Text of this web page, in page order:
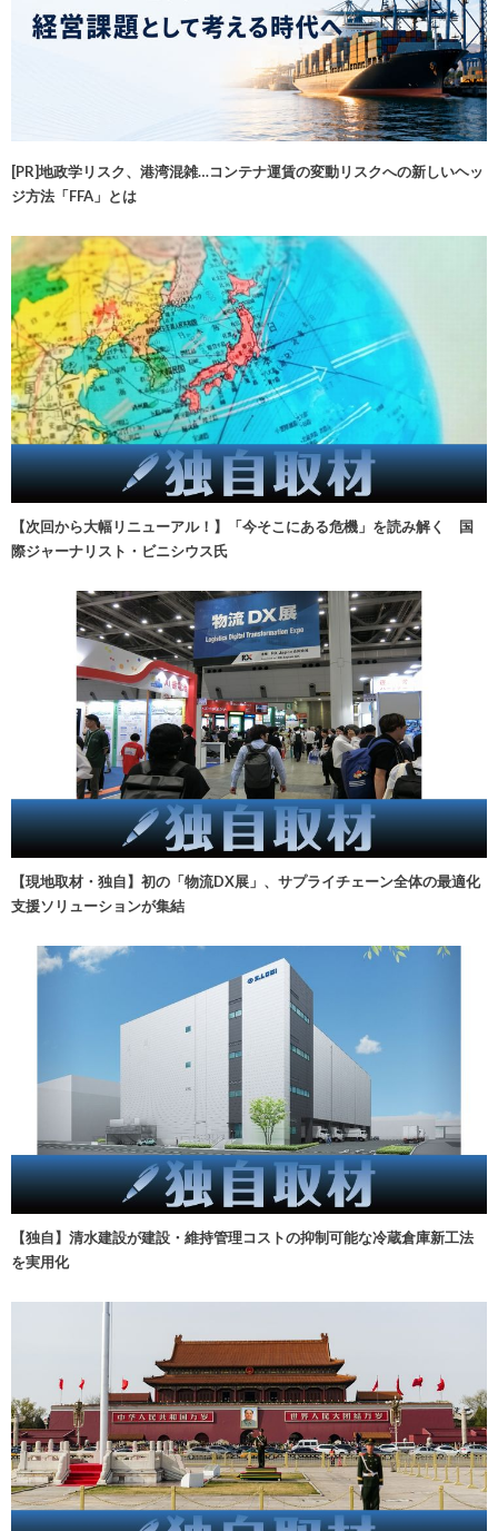
[PR]地政学リスク、港湾混雑…コンテナ運賃の変動リスクへの新しいヘッ
ジ方法「FFA」とは
【次回から大幅リニューアル！】「今そこにある危機」を読み解く 国
際ジャーナリスト・ビニシウス氏
【現地取材・独自】初の「物流DX展」、サプライチェーン全体の最適化
支援ソリューションが集結
【独自】清水建設が建設・維持管理コストの抑制可能な冷蔵倉庫新工法
を実用化